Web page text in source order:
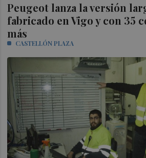
Peugeot lanza la versión
fabricado en Vigo y con 35
más
CASTELLÓN PLAZA